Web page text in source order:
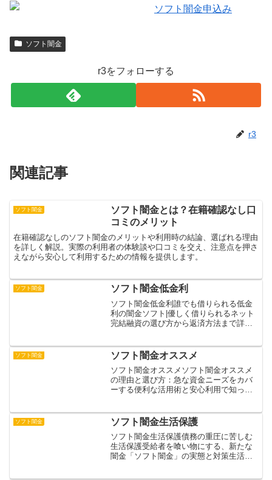
ソフト闇金
r3をフォローする
r3
関連記事
ソフト闇金
ソフト闇金とは？在籍確認なし口
コミのメリット
在籍確認なしのソフト闇金のメリットや利用時の結論、選ばれる理由
を詳しく解説。実際の利用者の体験談や口コミを交え、注意点を押さ
えながら安心して利用するための情報を提供します。
ソフト闇金 ソフト闇金低金利
ソフト闇金低金利誰でも借りられる低金
利の闇金ソフト|優しく借りられるネット
完結融資の選び方から返済方法まで詳し
説します。一見安全そうに見える低金利
での貸付ですが、違法な...
ソフト闇金 ソフト闇金オススメ
ソフト闇金オススメソフト闇金オススメ
の理由と選び方：急な資金ニーズをカバ
ーする便利な活用術と安心利用で知って
的な利用体験や活用メリットを詳しく紹
介。実際の事例から安全な...
ソフト闇金 ソフト闇金生活保護
ソフト闇金生活保護債務の重圧に苦しむ
生活保護受給者を喰い物にする、新たな
闇金「ソフト闇金」の実態と対策生活保